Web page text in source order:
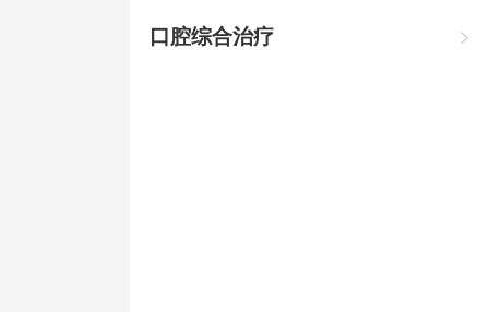
口腔综合治疗 